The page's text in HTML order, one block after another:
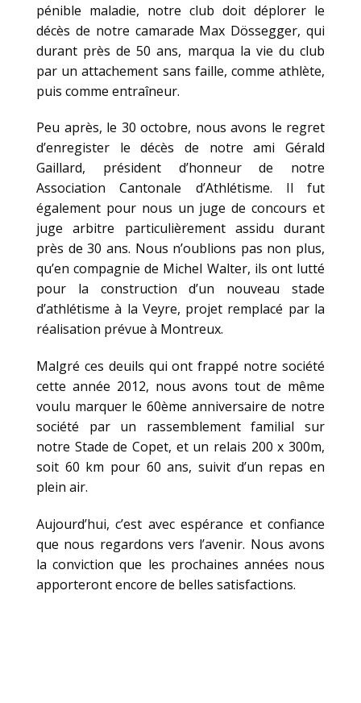
pénible maladie, notre club doit déplorer le
décès de notre camarade Max Dössegger, qui
durant près de 50 ans, marqua la vie du club
par un attachement sans faille, comme athlète,
puis comme entraîneur.
Peu après, le 30 octobre, nous avons le regret
d’enregister le décès de notre ami Gérald
Gaillard, président d’honneur de notre
Association Cantonale d’Athlétisme. Il fut
également pour nous un juge de concours et
juge arbitre particulièrement assidu durant
près de 30 ans. Nous n’oublions pas non plus,
qu’en compagnie de Michel Walter, ils ont lutté
pour la construction d’un nouveau stade
d’athlétisme à la Veyre, projet remplacé par la
réalisation prévue à Montreux.
Malgré ces deuils qui ont frappé notre société
cette année 2012, nous avons tout de même
voulu marquer le 60ème anniversaire de notre
société par un rassemblement familial sur
notre Stade de Copet, et un relais 200 x 300m,
soit 60 km pour 60 ans, suivit d’un repas en
plein air.
Aujourd’hui, c’est avec espérance et confiance
que nous regardons vers l’avenir. Nous avons
la conviction que les prochaines années nous
apporteront encore de belles satisfactions.